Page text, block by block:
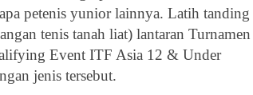
petenis yunior lainnya. Latih tanding
tenis tanah liat) lantaran Turnamen
Event ITF Asia 12 & Under
jenis tersebut.